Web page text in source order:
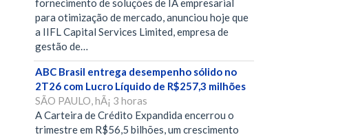
fornecimento de soluções de IA empresarial
para otimização de mercado, anunciou hoje que
a IIFL Capital Services Limited, empresa de
gestão de…
ABC Brasil entrega desempenho sólido no
2T26 com Lucro Líquido de R$257,3 milhões
SÃO PAULO, hÃ¡ 3 horas
A Carteira de Crédito Expandida encerrou o
trimestre em R$56,5 bilhões, um crescimento